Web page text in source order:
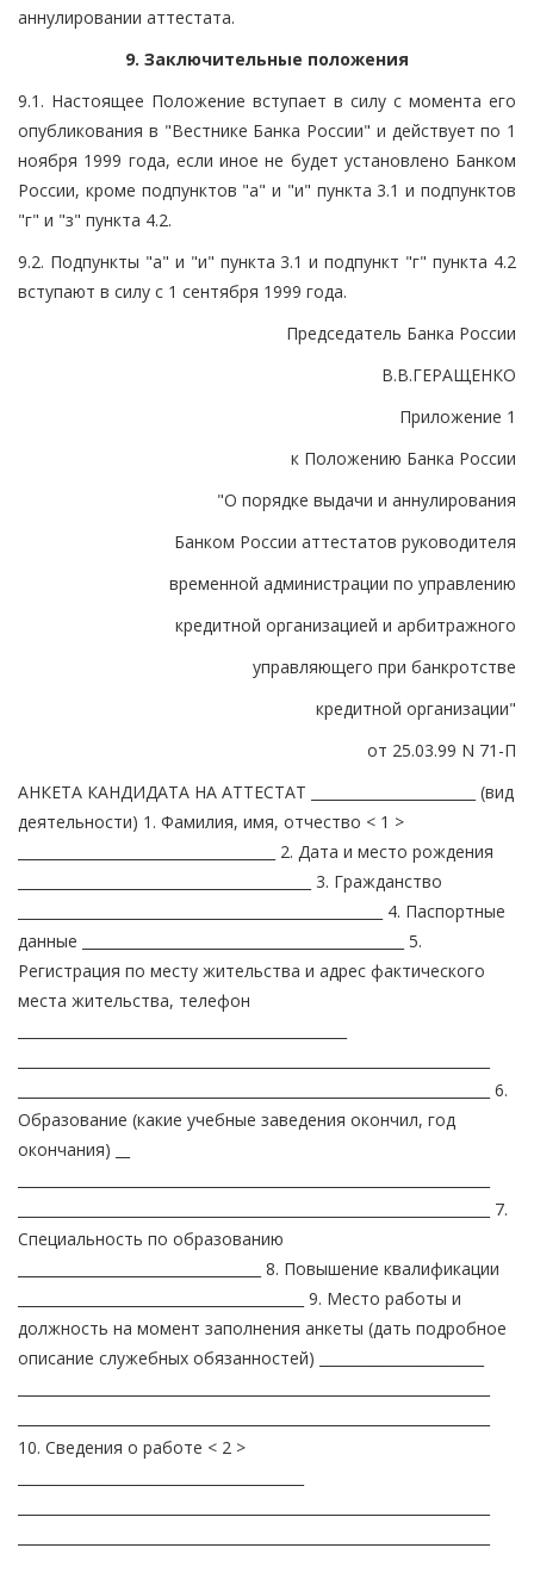
аннулировании аттестата.
9. Заключительные положения
9.1. Настоящее Положение вступает в силу с момента его
опубликования в "Вестнике Банка России" и действует по 1
ноября 1999 года, если иное не будет установлено Банком
России, кроме подпунктов "а" и "и" пункта 3.1 и подпунктов
"г" и "з" пункта 4.2.
9.2. Подпункты "а" и "и" пункта 3.1 и подпункт "г" пункта 4.2
вступают в силу с 1 сентября 1999 года.
Председатель Банка России
В.В.ГЕРАЩЕНКО
Приложение 1
к Положению Банка России
"О порядке выдачи и аннулирования
Банком России аттестатов руководителя
временной администрации по управлению
кредитной организацией и арбитражного
управляющего при банкротстве
кредитной организации"
от 25.03.99 N 71-П
АНКЕТА КАНДИДАТА НА АТТЕСТАТ _______________________ (вид
деятельности) 1. Фамилия, имя, отчество < 1 >
____________________________________ 2. Дата и место рождения
_________________________________________ 3. Гражданство
___________________________________________________ 4. Паспортные
данные _____________________________________________ 5.
Регистрация по месту жительства и адрес фактического
места жительства, телефон
__________________________________________________________________ 6.
Образование (какие учебные заведения окончил, год
окончания) __
__________________________________________________________________ 7.
Специальность по образованию
__________________________________ 8. Повышение квалификации
________________________________________ 9. Место работы и
должность на момент заполнения анкеты (дать подробное
описание служебных обязанностей) _______________________
10. Сведения о работе < 2 >